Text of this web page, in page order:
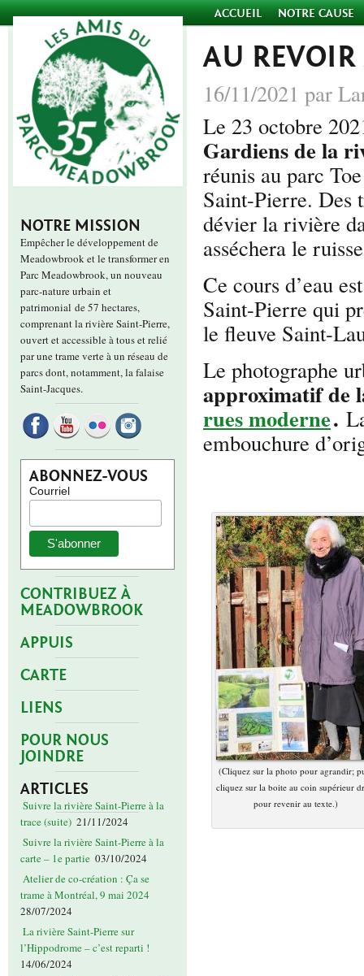
ACCUEIL NOTRE CAUSE
NOTRE MISSION
Empêcher le développement de
Meadowbrook et le transformer en
Parc Meadowbrook, un nouveau
parc-nature urbain et
patrimonial de 57 hectares,
comprenant la rivière Saint-Pierre,
ouvert et accessible à tous et relié
par une trame verte à un réseau de
parcs dont, notamment, la falaise
Saint-Jacques.
ABONNEZ-VOUS
Courriel
CONTRIBUEZ À
MEADOWBROOK
APPUIS
CARTE
LIENS
POUR NOUS
JOINDRE
ARTICLES
Suivre la rivière Saint-Pierre à la
trace (suite) 21/11/2024
Suivre la rivière Saint-Pierre à la
carte – 1e partie 03/10/2024
Atelier de co-création : Ça se
trame à Montréal, 9 mai 2024
28/07/2024
La rivière Saint-Pierre sur
l’Hippodrome – c’est reparti !
14/06/2024
AU
16/11/2021 par
Le 23 octobre
Gardiens de la
réunis au parc
Saint-Pierre. Des
dévier la rivière
asséchera le
Ce cours d’eau
Saint-Pierre qui
le fleuve Saint-
Le photographe
approximatif de
rues moderne.
embouchure
(Cliquez sur la photo pour agrandir;
cliquez sur la boite au coin supérieur
pour revenir au texte.)